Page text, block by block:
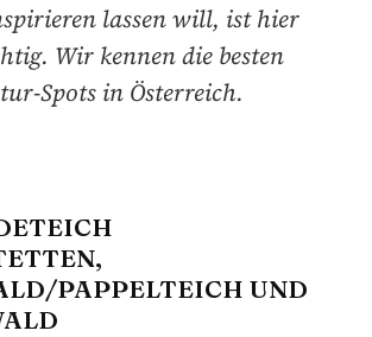
lassen will, ist hier
Wir kennen die besten
Spots in Österreich.
PAPPELTEICH UND